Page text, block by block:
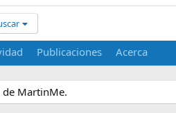
Publicaciones Acerca
MartinMe.